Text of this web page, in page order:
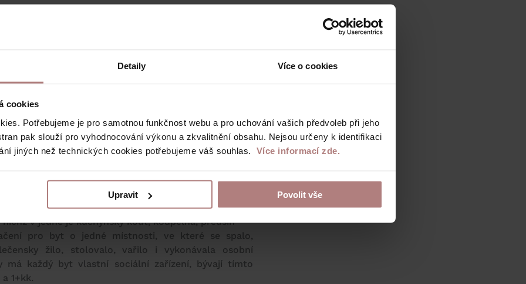
Detaily Více o cookies
cookies
Potřebujeme je pro samotnou funkčnost webu a pro uchování vašich předvoleb při jeho
pak slouží pro vyhodnocování výkonu a zkvalitnění obsahu. Nejsou určeny k identifikaci
jiných než technických cookies potřebujeme váš souhlas. Více informací zde.
Upravit Povolit vše
méně než 3300 mm, pokoje s jedním lůžkem 1905
mm.
čísly nebo číslem a písmeny KK propojenými
atd. První číslo odpovídá počtu obytných místností
kuchyň nebo její absenci. Zkratkou kk
součástí jiné obytné místnosti.
ze skříňky
koutem, koupelna, předsíň
kuchyň, koupelna, předsíň
v jedné je kuchyňský kout, koupelna, předsíň
pro byt o jedné místnosti, ve které se spalo,
žilo, stolovalo, vařilo i vykonávala osobní
má každý byt vlastní sociální zařízení, bývají tímto
1+kk.